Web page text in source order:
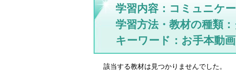
学習内容：コミュニケ
学習方法・教材の種類
キーワード：お手本動画
該当する教材は見つかりませんでした。